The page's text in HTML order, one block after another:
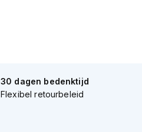
30 dagen bedenktijd
Flexibel retourbeleid